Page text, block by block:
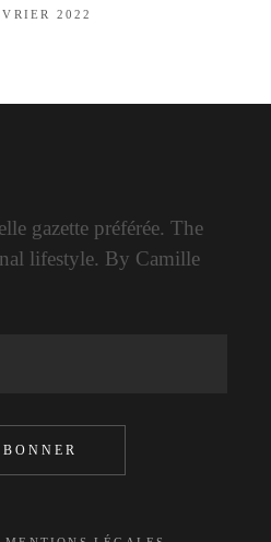
2022
gazette préférée. The
lifestyle. By Camille